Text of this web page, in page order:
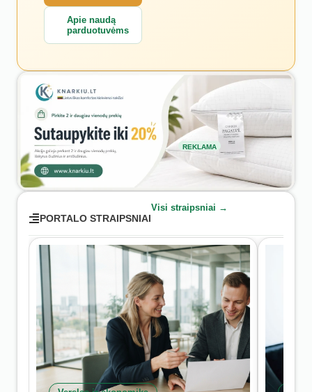
Apie naudą
parduotuvėms
REKLAMA
PORTALO STRAIPSNIAI
Visi straipsniai →